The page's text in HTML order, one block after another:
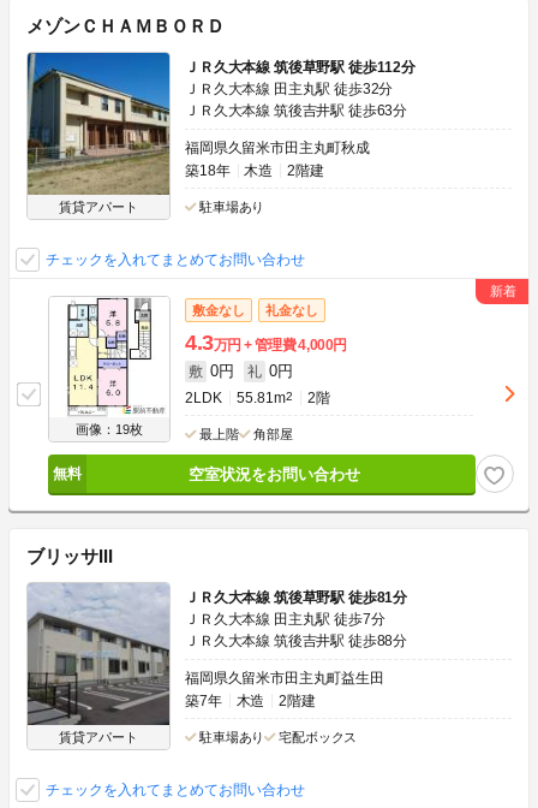
メゾンＣＨＡＭＢＯＲＤ
賃貸アパート
ＪＲ久大本線 筑後草野駅 徒歩112分
ＪＲ久大本線 田主丸駅 徒歩32分
ＪＲ久大本線 筑後吉井駅 徒歩63分
福岡県久留米市田主丸町秋成
築18年
木造 2階建
駐車場あり
チェックを入れてまとめてお問い合わせ
画像：19枚
敷金なし 礼金なし
4.3万円 管理費4,000円
敷 0円 礼 0円
2LDK 55.81m2 2階
最上階 角部屋
空室状況をお問い合わせ
ブリッサIII
賃貸アパート
ＪＲ久大本線 筑後草野駅 徒歩81分
ＪＲ久大本線 田主丸駅 徒歩7分
ＪＲ久大本線 筑後吉井駅 徒歩88分
福岡県久留米市田主丸町益生田
築7年
木造 2階建
駐車場あり 宅配ボックス
チェックを入れてまとめてお問い合わせ